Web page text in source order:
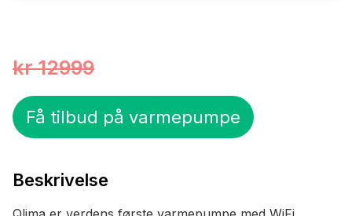
kr 12999
Få tilbud på varmepumpe
Beskrivelse